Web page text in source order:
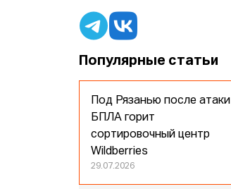
Популярные статьи
Под Рязанью после атаки
БПЛА горит
сортировочный центр
Wildberries
29.07.2026